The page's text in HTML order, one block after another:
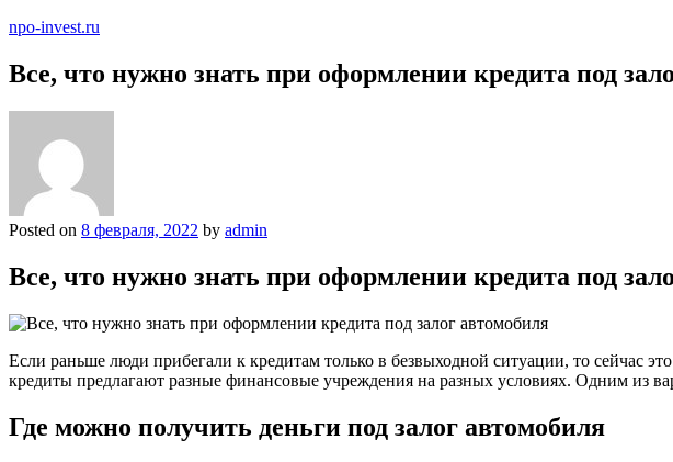
npo-invest.ru
Все, что нужно знать при оформлении кредита под
Posted on 8 февраля, 2022 by admin
Все, что нужно знать при оформлении кредита под
Если раньше люди прибегали к кредитам только в безвыходной ситуации, то сейчас
кредиты предлагают разные финансовые учреждения на разных условиях. Одним из
Где можно получить деньги под залог автомобиля